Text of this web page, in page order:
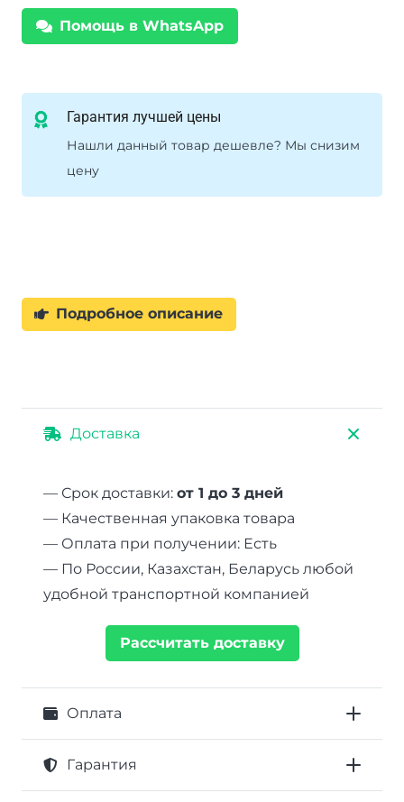
Помощь в WhatsApp
Гарантия лучшей цены
Нашли данный товар дешевле? Мы снизим
цену
Подробное описание
Доставка
— Срок доставки: от 1 до 3 дней
— Качественная упаковка товара
— Оплата при получении: Есть
— По России, Казахстан, Беларусь любой
удобной транспортной компанией
Рассчитать доставку
Оплата
Гарантия